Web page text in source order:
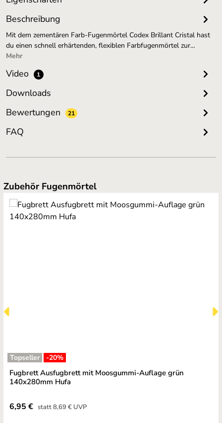
Beschreibung
Mit dem zementären Farb-Fugenmörtel Codex Brillant Cristal hast
du einen schnell erhärtenden, flexiblen Farbfugenmörtel zur…
Mehr
Video 1
Downloads
Bewertungen
21
FAQ
Produktgalerie überspringen
Zubehör Fugenmörtel
Topseller -20%
Fugbrett Ausfugbrett mit Moosgummi-Auflage grün
140x280mm Hufa
Verkaufspreis:
6,95 € stattRegulärer Preis:
8,69 €UVP